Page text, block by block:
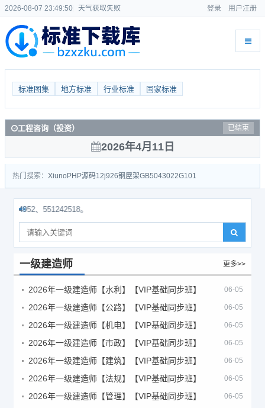
2026-08-07 23:49:51 天气获取失败 登录 用户注册
标准图集 地方标准 行业标准 国家标准
工程咨询（投资） 已结束
2026年4月11日
热门搜索： Xiuno PHP源码12j926钢屋架GB5043022G101
、551242518。
一级建造师 更多>>
2026年一级建造师【水利】【VIP基础同步班】 06-05
2026年一级建造师【公路】【VIP基础同步班】 06-05
2026年一级建造师【机电】【VIP基础同步班】 06-05
2026年一级建造师【市政】【VIP基础同步班】 06-05
2026年一级建造师【建筑】【VIP基础同步班】 06-05
2026年一级建造师【法规】【VIP基础同步班】 06-05
2026年一级建造师【管理】【VIP基础同步班】 06-05